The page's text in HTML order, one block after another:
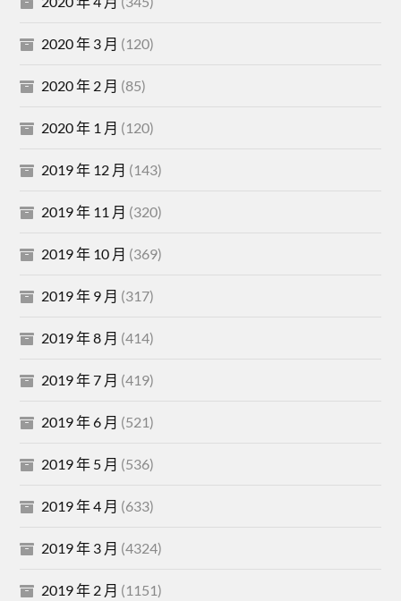
2020 年 3 月 (120)
2020 年 2 月 (85)
2020 年 1 月 (120)
2019 年 12 月 (143)
2019 年 11 月 (320)
2019 年 10 月 (369)
2019 年 9 月 (317)
2019 年 8 月 (414)
2019 年 7 月 (419)
2019 年 6 月 (521)
2019 年 5 月 (536)
2019 年 4 月 (633)
2019 年 3 月 (4324)
2019 年 2 月 (1151)